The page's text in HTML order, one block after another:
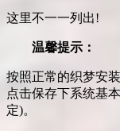
这里不一一列出!
温馨提示：
按照正常的织梦安
点击保存下系统基
定)。